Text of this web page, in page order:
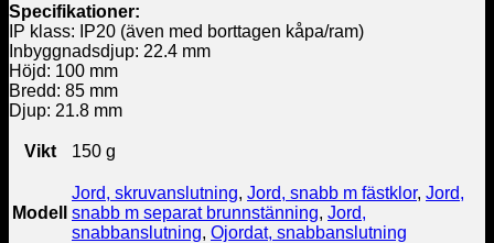
Specifikationer:
IP klass: IP20 (även med borttagen kåpa/ram)
Inbyggnadsdjup: 22.4 mm
Höjd: 100 mm
Bredd: 85 mm
Djup: 21.8 mm
Vikt 150 g
Modell
Jord, skruvanslutning, Jord, snabb m fästklor, Jord,
snabb m separat brunnstänning, Jord,
snabbanslutning, Ojordat, snabbanslutning